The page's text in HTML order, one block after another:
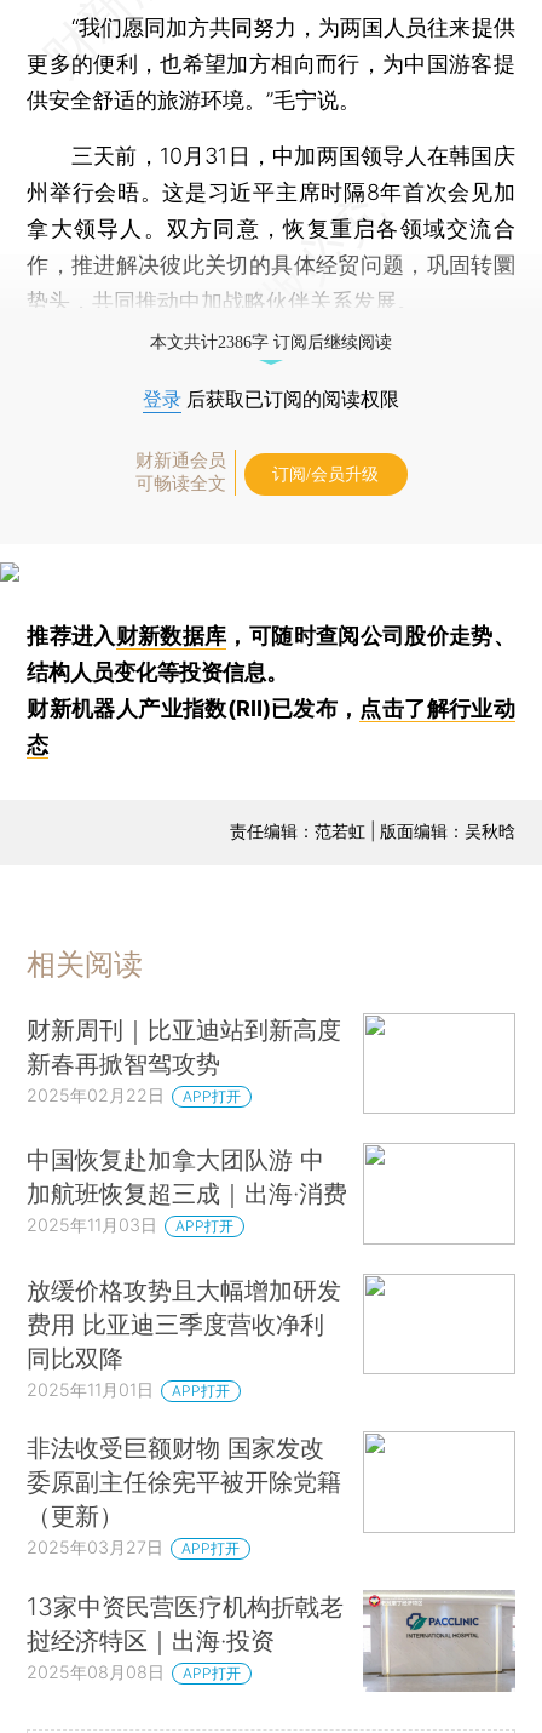
“我们愿同加方共同努力，为两国人员往来提供
更多的便利，也希望加方相向而行，为中国游客提
供安全舒适的旅游环境。”毛宁说。
三天前，10月31日，中加两国领导人在韩国庆
州举行会晤。这是习近平主席时隔8年首次会见加
拿大领导人。双方同意，恢复重启各领域交流合
作，推进解决彼此关切的具体经贸问题，巩固转圜
势头，共同推动中加战略伙伴关系发展。
本文共计2386字 订阅后继续阅读
登录 后获取已订阅的阅读权限
财新通会员
可畅读全文
订阅/会员升级
推荐进入财新数据库 ，可随时查阅公司股价走势、
结构人员变化等投资信息。
财新机器人产业指数(RII)已发布， 点击了解行业动
态
责任编辑：范若虹 | 版面编辑：吴秋晗
相关阅读
财新周刊｜比亚迪站到新高度
新春再掀智驾攻势
2025年02月22日 APP打开
中国恢复赴加拿大团队游 中
加航班恢复超三成｜出海·消费
2025年11月03日 APP打开
放缓价格攻势且大幅增加研发
费用 比亚迪三季度营收净利
同比双降
2025年11月01日 APP打开
非法收受巨额财物 国家发改
委原副主任徐宪平被开除党籍
（更新）
2025年03月27日 APP打开
13家中资民营医疗机构折戟老
挝经济特区｜出海·投资
2025年08月08日 APP打开